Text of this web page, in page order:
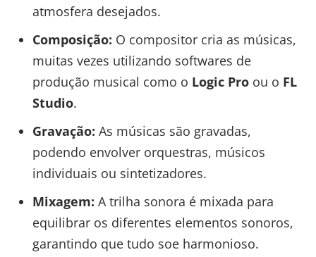
atmosfera desejados.
Composição: O compositor cria as músicas,
muitas vezes utilizando softwares de
produção musical como o Logic Proou o FL
Studio.
Gravação: As músicas são gravadas,
podendo envolver orquestras, músicos
individuais ou sintetizadores.
Mixagem: A trilha sonora é mixada para
equilibrar os diferentes elementos sonoros,
garantindo que tudo soe harmonioso.